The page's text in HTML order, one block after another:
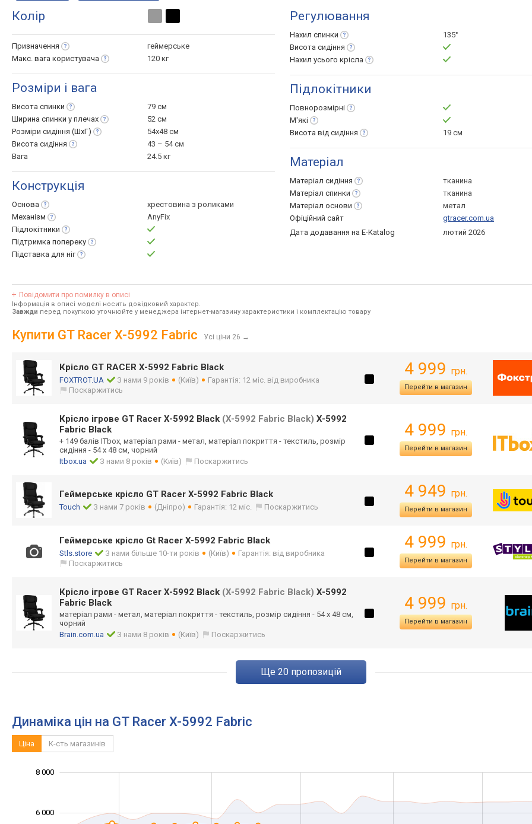
Колір
Призначення
геймерське
Макс. вага користувача 120 кг
Розміри і вага
Висота спинки
79 см
Ширина спинки у плечах
52 см
Розміри сидіння (ШхГ)
54x48 см
Висота сидіння
43 – 54 см
Вага
24.5 кг
Конструкція
Основа
хрестовина з роликами
Механізм
AnyFix
Підлокітники
Підтримка попереку
Підставка для ніг
Регулювання
Нахил спинки
135°
Висота сидіння
Нахил усього крісла
Підлокітники
Повнорозмірні
М'які
Висота від сидіння 19 см
Матеріал
Матеріал сидіння
тканина
Матеріал спинки
тканина
Матеріал основи
метал
Офіційний сайт
gtracer.com.ua
Дата додавання на E-Katalog
лютий 2026
Повідомити про помилку в описі
Інформація в описі моделі носить довідковий характер.
Завжди перед покупкою уточнюйте у менеджера інтернет-магазину характеристики і комплектацію товару
Купити GT Racer X-5992 Fabric Усі ціни 26 →
Крісло GT RACER X-5992 Fabric Black
FOXTROT.UA З нами 9 років (Київ)
Гарантія: 12 міс. від виробника
Поскаржитись
4 999 грн.
Перейти в магазин
Крісло ігрове GT Racer X-5992 Black (X-5992 Fabric Black) X-5992
Fabric Black
+ 149 балів ITbox, матеріал рами - метал, матеріал покриття - текстиль, розмір
сидіння - 54 х 48 см, чорний
Itbox.ua
З нами 8 років (Київ) Поскаржитись
4 999 грн.
Перейти в магазин
Геймерське крісло GT Racer X-5992 Fabric Black
Touch З нами 7 років (Дніпро) Гарантія: 12 міс. Поскаржитись
4 949 грн.
Перейти в магазин
Геймерське крісло Gt Racer X-5992 Fabric Black
Stls.store З нами більше 10-ти років (Київ)
Гарантія: від виробника
Поскаржитись
4 999 грн.
Перейти в магазин
Крісло ігрове GT Racer X-5992 Black (X-5992 Fabric Black) X-5992
Fabric Black
матеріал рами - метал, матеріал покриття - текстиль, розмір сидіння - 54 х 48 см,
чорний
Brain.com.ua
З нами 8 років (Київ) Поскаржитись
4 999 грн.
Перейти в магазин
ще 20 пропозицій
Динаміка цін на GT Racer X-5992 Fabric
Ціна К-сть магазинів
6 000
8 000